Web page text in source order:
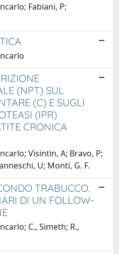
Fabiani, P;
(NPT) SUL
(C) E SUGLI
(IPR)
CRONICA
Visintin, A; Bravo, P;
U; Monti, G. F.
TRABUCCO.
DI UN FOLLOW-
C., Simeth; R.,